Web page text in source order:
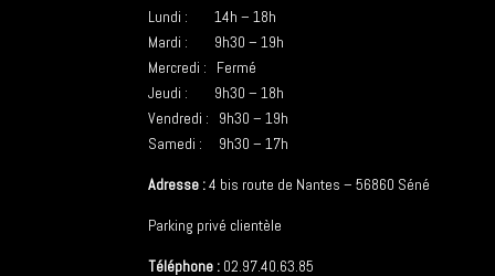
Lundi : 14h – 18h
Mardi : 9h30 – 19h
Mercredi : Fermé
Jeudi : 9h30 – 18h
Vendredi : 9h30 – 19h
Samedi : 9h30 – 17h
Adresse :4 bis route de Nantes – 56860 Séné
Parking privé clientèle
Téléphone : 02.97.40.63.85